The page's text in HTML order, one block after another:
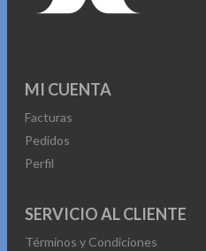
– Cable azul transparente
– Tecnología plug and play (PnP)
– Transmisión de 12 Bits
– RGB: 4:4:4
– HDR
– 6 capas
– 8K 60 Hz
MI CUENTA
Facturas
Pedidos
Perfil
SERVICIO AL CLIENTE
Términos y Condiciones